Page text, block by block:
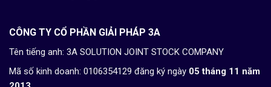
CÔNG TY CỔ PHẦN GIẢI PHÁP 3A
Tên tiếng anh: 3A SOLUTION JOINT STOCK COMPANY
Mã số kinh doanh: 0106354129 đăng ký ngày 05 tháng 11 năm